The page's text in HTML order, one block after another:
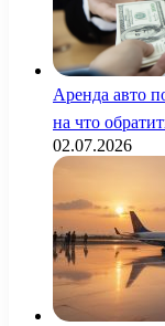
Аренда авто
на что
02.07.2026